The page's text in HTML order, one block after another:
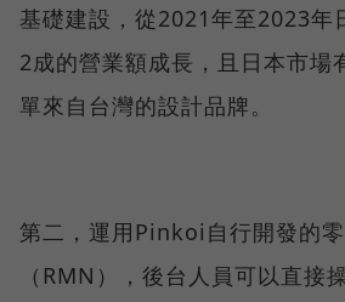
基礎建設，從2021年至2023年
2成的營業額成長，且日本市場
單來自台灣的設計品牌。
第二，運用Pinkoi自行開發的
（RMN），後台人員可以直接